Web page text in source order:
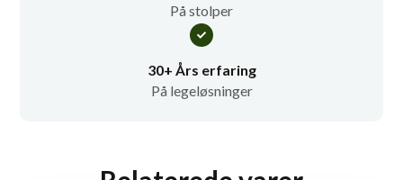
På stolper
30+ Års erfaring
På legeløsninger